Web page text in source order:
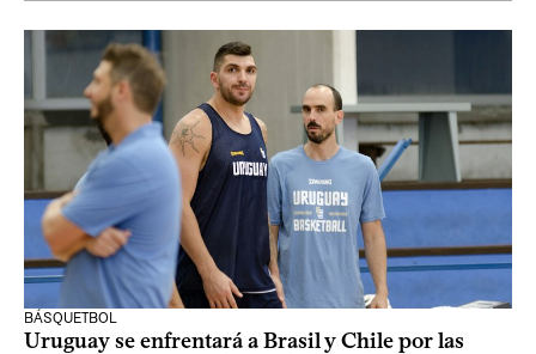
BÁSQUETBOL
Uruguay se enfrentará a Brasil y Chile por las